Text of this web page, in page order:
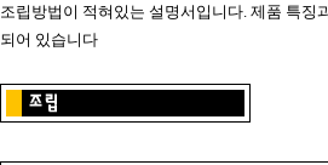
조립방법이 적혀있는 설명서입니다. 제품 특징
되어 있습니다